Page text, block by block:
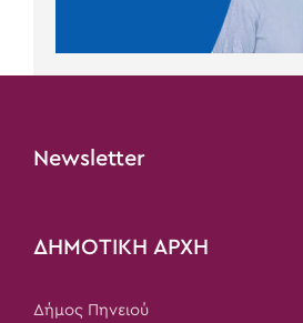
Newsletter
ΔΗΜΟΤΙΚΗ ΑΡΧΗ
Δήμος Πηνειού